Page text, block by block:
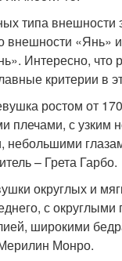
типа внешности
внешности «Янь»
Интересно, что
критерии в
ростом от
плечами, с узким
небольшими
– Грета Гарбо.
округлых и
с округлыми
широкими
Монро.